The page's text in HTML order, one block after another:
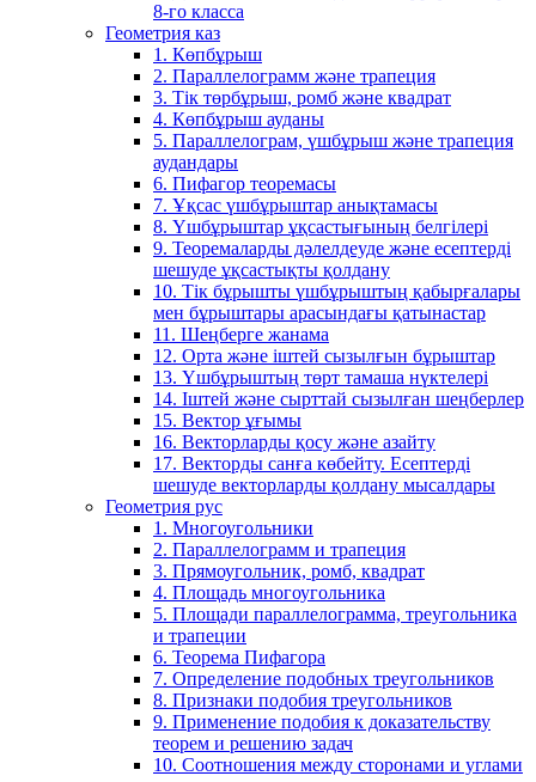
8-го класса
Геометрия каз
1. Көпбұрыш
2. Параллелограмм және трапеция
3. Тік төрбұрыш, ромб және квадрат
4. Көпбұрыш ауданы
5. Параллелограм, үшбұрыш және трапеция
аудандары
6. Пифагор теоремасы
7. Ұқсас үшбұрыштар анықтамасы
8. Үшбұрыштар ұқсастығының белгілері
9. Теоремаларды дәлелдеуде және есептерді
шешуде ұқсастықты қолдану
10. Тік бұрышты үшбұрыштың қабырғалары
мен бұрыштары арасындағы қатынастар
11. Шеңберге жанама
12. Орта және іштей сызылғын бұрыштар
13. Үшбұрыштың төрт тамаша нүктелері
14. Іштей және сырттай сызылған шеңберлер
15. Вектор ұғымы
16. Векторларды қосу және азайту
17. Векторды санға көбейту. Есептерді
шешуде векторларды қолдану мысалдары
Геометрия рус
1. Многоугольники
2. Параллелограмм и трапеция
3. Прямоугольник, ромб, квадрат
4. Площадь многоугольника
5. Площади параллелограмма, треугольника
и трапеции
6. Теорема Пифагора
7. Определение подобных треугольников
8. Признаки подобия треугольников
9. Применение подобия к доказательству
теорем и решению задач
10. Соотношения между сторонами и углами